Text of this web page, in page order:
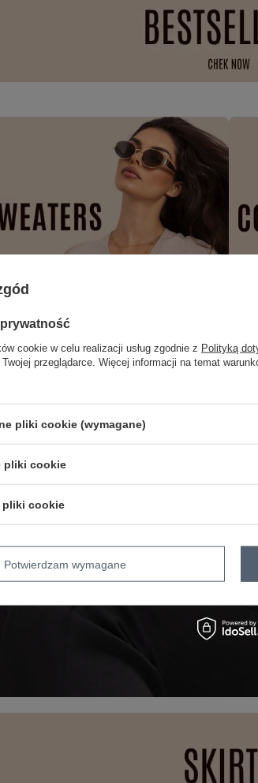
cookie w celu realizacji usług zgodnie z Polityką
przeglądarce. Więcej informacji na temat
pliki cookie (wymagane)
pliki cookie
pliki cookie
Potwierdzam wymagane